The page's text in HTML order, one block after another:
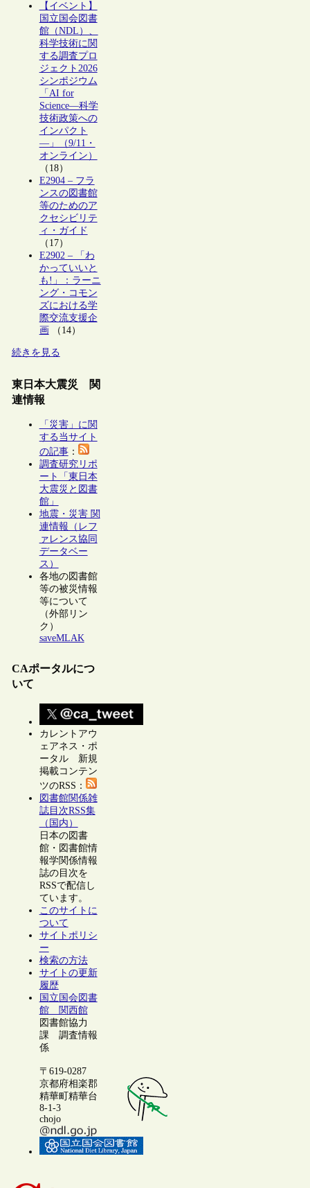
【イベント】
国立国会図書
館（NDL）、
科学技術に関
する調査プロ
ジェクト2026
シンポジウム
「AI for
Science―科学
技術政策への
インパクト
―」（9/11・
オンライン）
（18）
E2904 – フラ
ンスの図書館
等のためのア
クセシビリテ
ィ・ガイド
（17）
E2902 – 「わ
かっていいと
も!」：ラーニ
ング・コモン
ズにおける学
際交流支援企
画 （14）
続きを見る
東日本大震災 関
連情報
「災害」に関
する当サイト
の記事：
調査研究リポ
ート「東日本
大震災と図書
館」
地震・災害 関
連情報（レフ
ァレンス協同
データベー
ス）
各地の図書館
等の被災情報
等について
（外部リン
ク）
saveMLAK
CAポータルにつ
いて
カレントアウ
ェアネス・ポ
ータル 新規
掲載コンテン
ツのRSS：
図書館関係雑
誌目次RSS集
（国内）
日本の図書
館・図書館情
報学関係情報
誌の目次を
RSSで配信し
ています。
このサイトに
ついて
サイトポリシ
ー
検索の方法
サイトの更新
履歴
国立国会図書
館 関西館
図書館協力
課 調査情報
係
〒619-0287
京都府相楽郡
精華町精華台
8-1-3
chojo